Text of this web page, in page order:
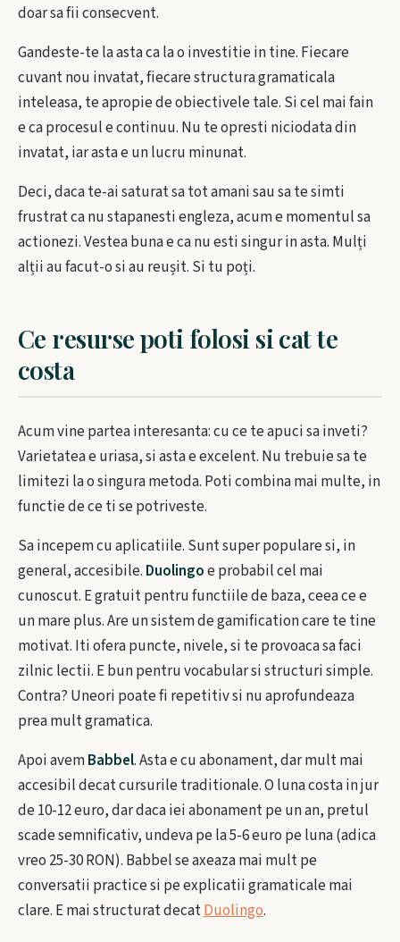
doar sa fii consecvent.
Gandeste-te la asta ca la o investitie in tine. Fiecare
cuvant nou invatat, fiecare structura gramaticala
inteleasa, te apropie de obiectivele tale. Si cel mai fain
e ca procesul e continuu. Nu te opresti niciodata din
invatat, iar asta e un lucru minunat.
Deci, daca te-ai saturat sa tot amani sau sa te simti
frustrat ca nu stapanesti engleza, acum e momentul sa
actionezi. Vestea buna e ca nu esti singur in asta. Mulți
alții au facut-o si au reușit. Si tu poți.
Ce resurse poti folosi si cat te
costa
Acum vine partea interesanta: cu ce te apuci sa inveti?
Varietatea e uriasa, si asta e excelent. Nu trebuie sa te
limitezi la o singura metoda. Poti combina mai multe, in
functie de ce ti se potriveste.
Sa incepem cu aplicatiile. Sunt super populare si, in
general, accesibile. Duolingoe probabil cel mai
cunoscut. E gratuit pentru functiile de baza, ceea ce e
un mare plus. Are un sistem de gamification care te tine
motivat. Iti ofera puncte, nivele, si te provoaca sa faci
zilnic lectii. E bun pentru vocabular si structuri simple.
Contra? Uneori poate fi repetitiv si nu aprofundeaza
prea mult gramatica.
Apoi avemBabbel. Asta e cu abonament, dar mult mai
accesibil decat cursurile traditionale. O luna costa in jur
de 10-12 euro, dar daca iei abonament pe un an, pretul
scade semnificativ, undeva pe la 5-6 euro pe luna (adica
vreo 25-30 RON). Babbel se axeaza mai mult pe
conversatii practice si pe explicatii gramaticale mai
clare. E mai structurat decatDuolingo.